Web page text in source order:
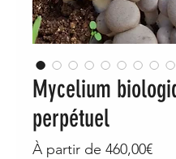
Mycelium
perpétuel
À partir de 460,00€Prix